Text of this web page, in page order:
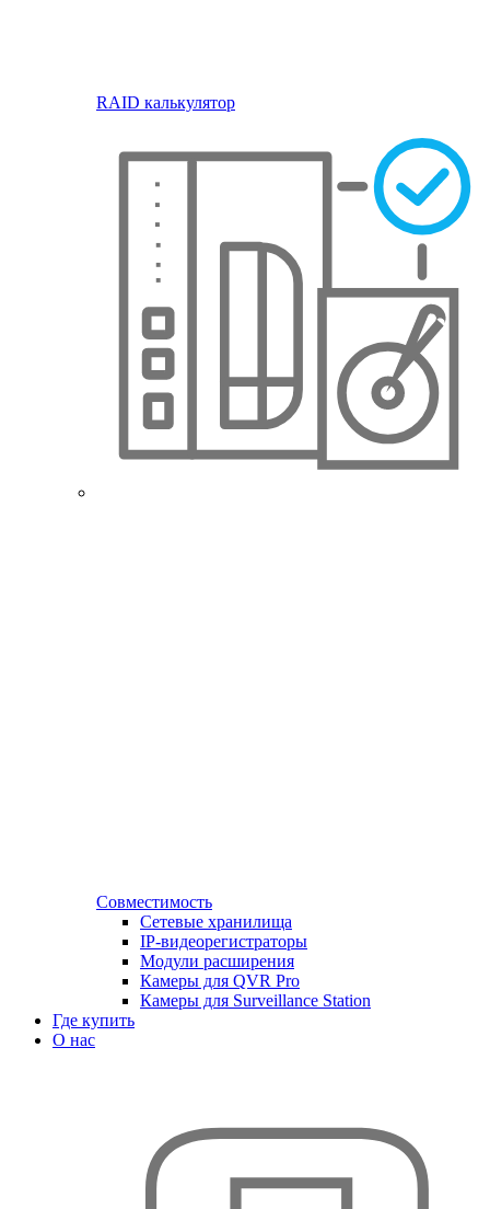
RAID калькулятор
Совместимость
Сетевые хранилища
IP-видеорегистраторы
Модули расширения
Камеры для QVR Pro
Камеры для Surveillance Station
Где купить
О нас